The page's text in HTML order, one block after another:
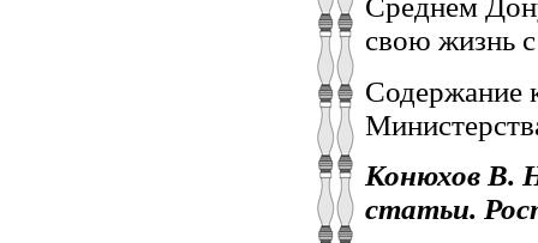
Среднем
свою жизнь
Содержание
Конюхов В.
статьи.